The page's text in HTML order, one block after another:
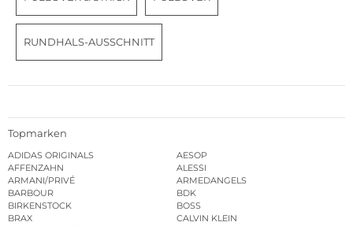
RUNDHALS-AUSSCHNITT
Topmarken
ADIDAS ORIGINALS
AESOP
AFFENZAHN
ALESSI
ARMANI/PRIVÉ
ARMEDANGELS
BARBOUR
BDK
BIRKENSTOCK
BOSS
BRAX
CALVIN KLEIN